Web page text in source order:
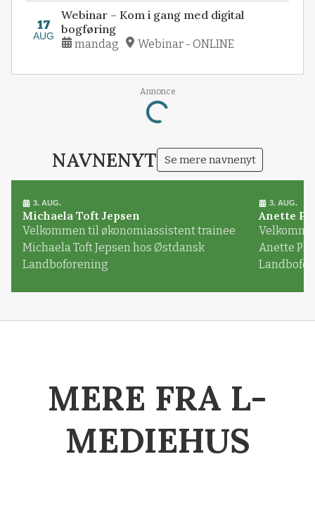
17
AUG
Webinar – Kom i gang med digital
bogføring
mandag Webinar - ONLINE
Annonce
Loading...
NAVNENYT Se mere navnenyt
3. AUG.
Michaela Toft Jepsen
Velkommen til økonomiassistent trainee
Michaela Toft Jepsen hos Østdansk
Landboforening
3. AUG.
Anette
Anette
MERE FRA L-
MEDIEHUS